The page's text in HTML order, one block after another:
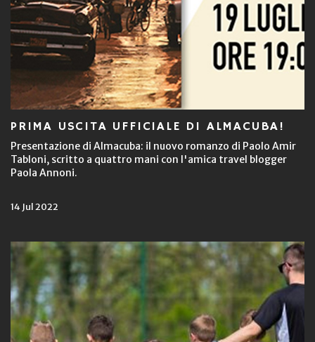
PRIMA USCITA UFFICIALE DI ALMACUBA!
Presentazione di Almacuba: il nuovo romanzo di Paolo Amir
Tabloni, scritto a quattro mani con l'amica travel blogger
Paola Annoni.
14 Jul 2022